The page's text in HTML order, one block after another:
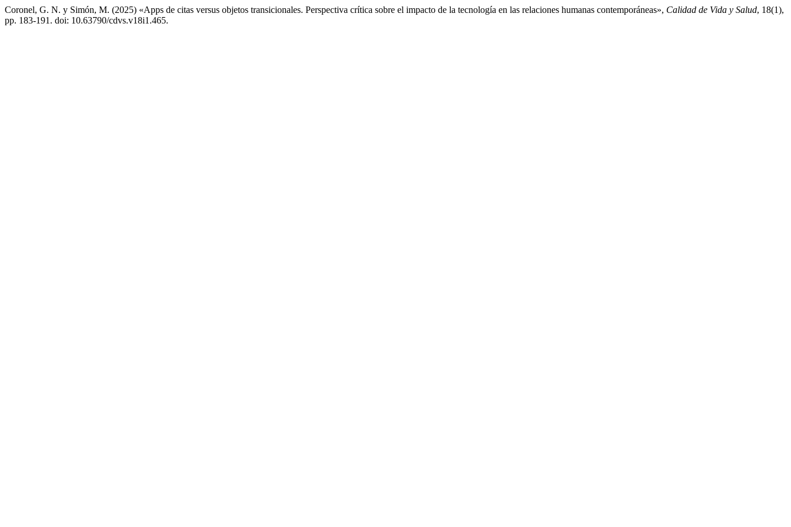
Coronel, G. N. y Simón, M. (2025) «Apps de citas versus objetos transicionales. Perspectiva crítica sobre el impacto de la tecnología en las relaciones humanas contemporáneas», Calidad de Vida y Salud, 18(1),
pp. 183-191. doi: 10.63790/cdvs.v18i1.465.